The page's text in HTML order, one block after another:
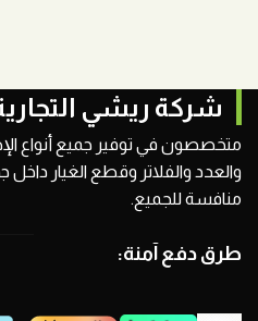
شركة ريشي
متخصصون في توفير جميع أنواع
والعدد والفلاتر وقطع الغيار داخل
منافسة للجميع.
طرق دفع آمنة: